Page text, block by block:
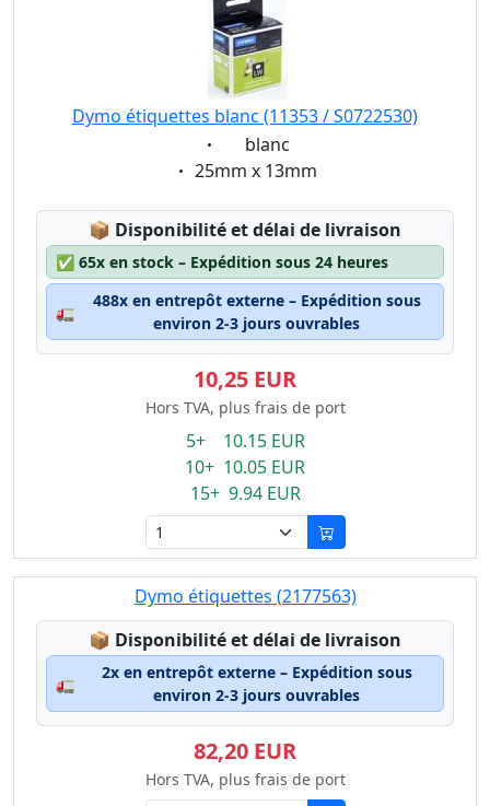
Dymo étiquettes blanc (11353 / S0722530)
Eigenschaft:
blanc
Eigenschaft:
25mm x 13mm
📦 Lagerstatus:
Disponibilité et délai de livraison
✅ 65x en stock – Expédition sous 24 heures
🚛
488x en entrepôt externe – Expédition sous
environ 2-3 jours ouvrables
10,25 EUR
Hors TVA, plus frais de port
5+ 10.15 EUR
10+ 10.05 EUR
15+ 9.94 EUR
Dymo étiquettes (2177563)
📦 Lagerstatus:
Disponibilité et délai de livraison
🚛
2x en entrepôt externe – Expédition sous
environ 2-3 jours ouvrables
82,20 EUR
Hors TVA, plus frais de port